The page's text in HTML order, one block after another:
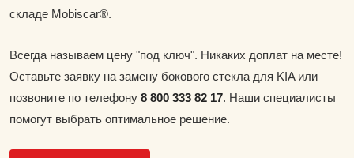
складе Mobiscar®.
Всегда называем цену "под ключ". Никаких доплат на месте!
Оставьте заявку на замену бокового стекла для KIA или
позвоните по телефону 8 800 333 82 17. Наши специалисты
помогут выбрать оптимальное решение.